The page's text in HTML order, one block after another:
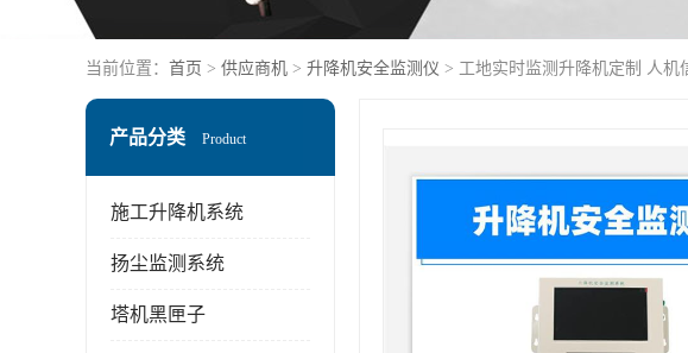
当前位置： 首页 > 供应商机 > 升降机安全监测仪 > 工地实时监测升降机定制 人机
产品分类 Product
施工升降机系统
扬尘监测系统
塔机黑匣子